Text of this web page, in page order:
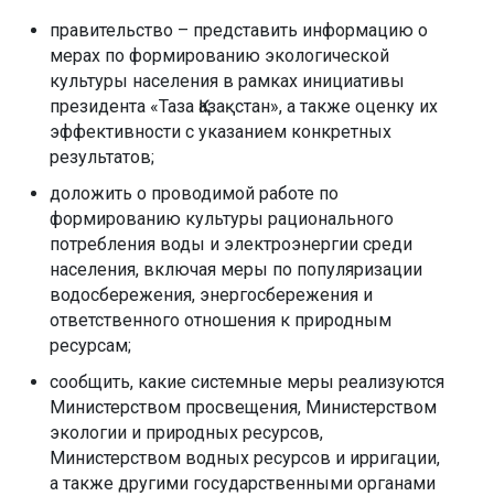
правительство – представить информацию о
мерах по формированию экологической
культуры населения в рамках инициативы
президента «Таза Қазақстан», а также оценку их
эффективности с указанием конкретных
результатов;
доложить о проводимой работе по
формированию культуры рационального
потребления воды и электроэнергии среди
населения, включая меры по популяризации
водосбережения, энергосбережения и
ответственного отношения к природным
ресурсам;
сообщить, какие системные меры реализуются
Министерством просвещения, Министерством
экологии и природных ресурсов,
Министерством водных ресурсов и ирригации,
а также другими государственными органами